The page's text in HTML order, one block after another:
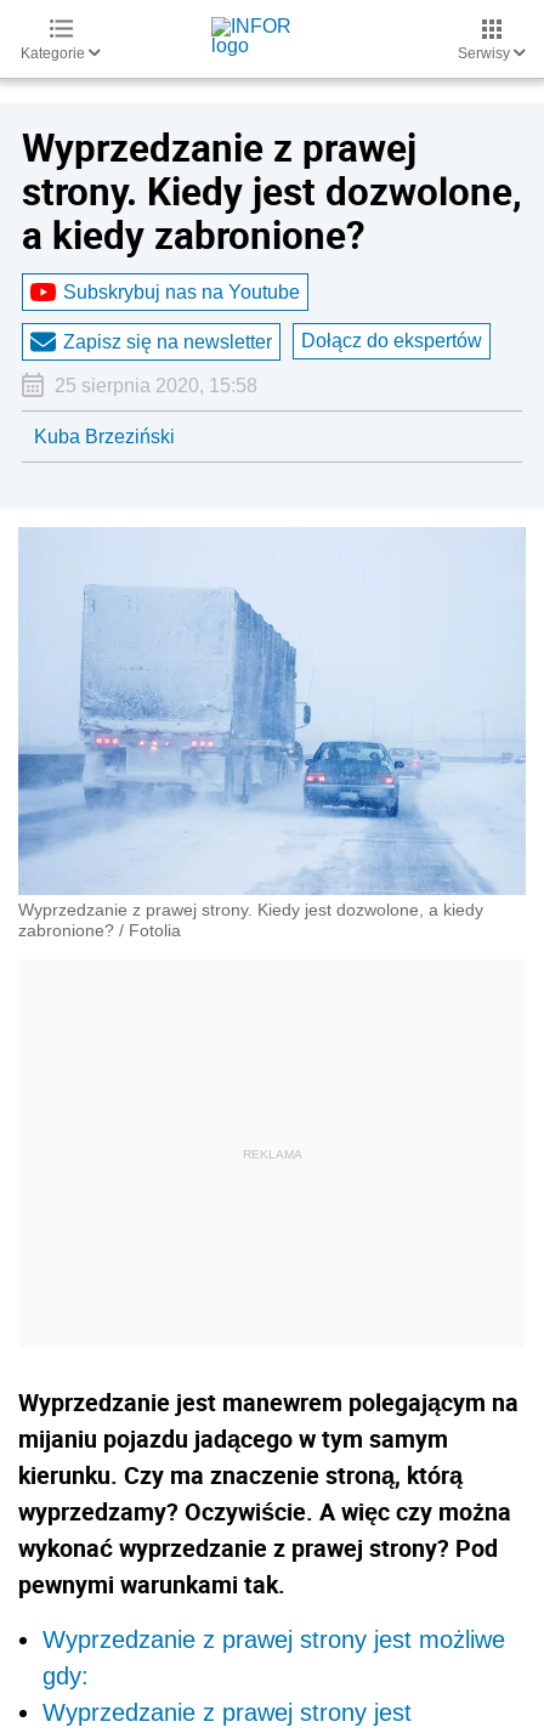
Kategorie Serwisy
Wyprzedzanie z prawej
strony. Kiedy jest dozwolone,
a kiedy zabronione?
Subskrybuj nas na Youtube
Zapisz się na newsletter Dołącz do ekspertów
25 sierpnia 2020, 15:58
Kuba Brzeziński
Wyprzedzanie z prawej strony. Kiedy jest dozwolone, a kiedy
zabronione? / Fotolia
Wyprzedzanie jest manewrem polegającym na
mijaniu pojazdu jadącego w tym samym
kierunku. Czy ma znaczenie stroną, którą
wyprzedzamy? Oczywiście. A więc czy można
wykonać wyprzedzanie z prawej strony? Pod
pewnymi warunkami tak.
Wyprzedzanie z prawej strony jest możliwe
gdy:
Wyprzedzanie z prawej strony jest